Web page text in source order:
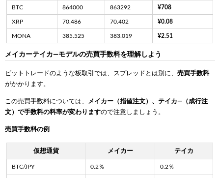
BTC 864000 863292 ¥708
XRP 70.486 70.402 ¥0.08
MONA 385.525 383.019 ¥2.51
メイカーテイカ―モデルの売買手数料を理解しよう
ビットトレードのような板取引では、スプレッドとは別に、 売買手数料
がかかります。
この売買手数料については、 メイカー（指値注文）、テイカ―（成行注
文）で手数料の料率が変わりますので注意しましょう。
売買手数料の例
仮想通貨 メイカー テイカ
BTC/JPY 0.2％ 0.2％